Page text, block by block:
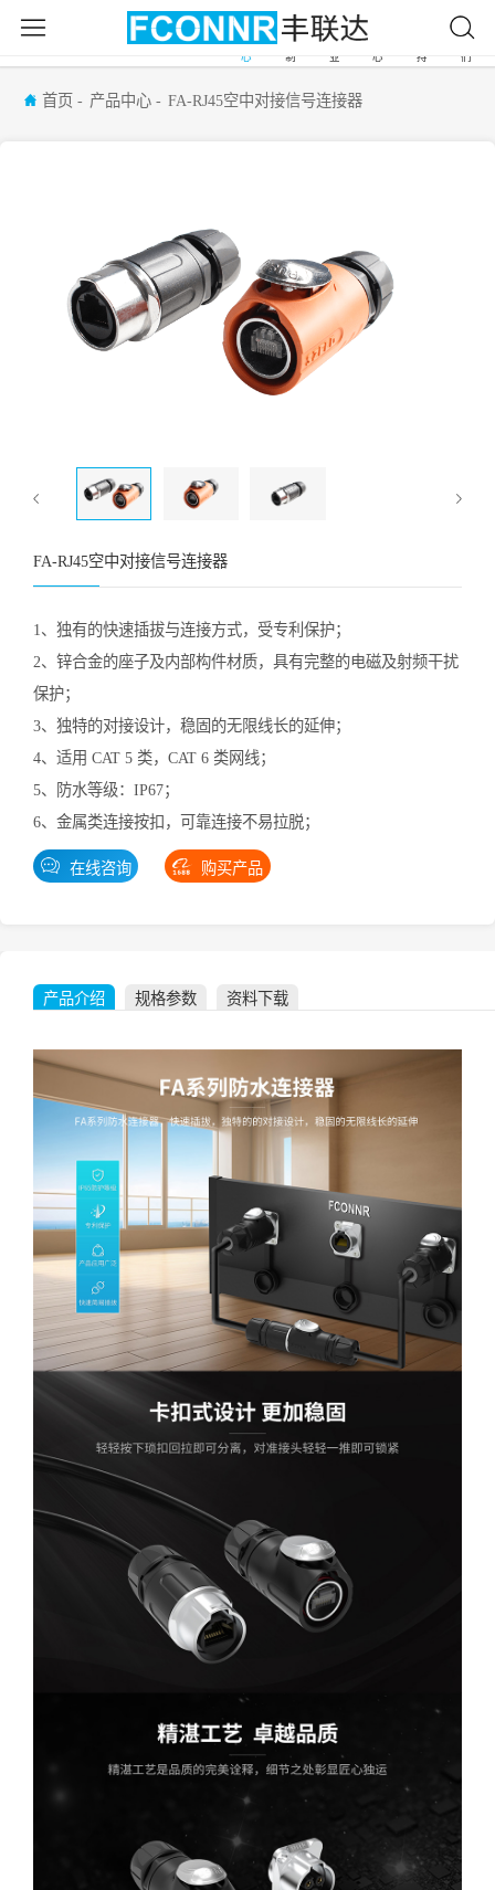
首
页
产
品
中
心
由
定
制
用
行
业
心
持
于
我
们
首页 产品中心 FA-RJ45空中对接信号连接器
FA-RJ45空中对接信号连接器
1、独有的快速插拔与连接方式，受专利保护；
2、锌合金的座子及内部构件材质，具有完整的电磁及射频干扰
保护；
3、独特的对接设计，稳固的无限线长的延伸；
4、适用 CAT 5 类，CAT 6 类网线；
5、防水等级：IP67；
6、金属类连接按扣，可靠连接不易拉脱；
在线咨询 购买产品
产品介绍 规格参数 资料下载